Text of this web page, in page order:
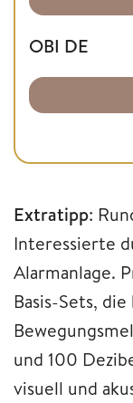
OBI DE
Extratipp:
Interessierte
Alarmanlage.
Basis-Sets,
und 100
visuell und